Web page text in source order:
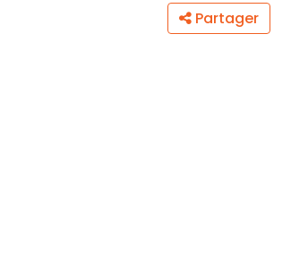
Partager